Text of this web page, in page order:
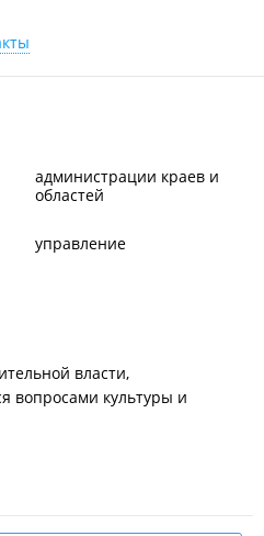
администрации краев и
областей
управление
власти,
вопросами культуры и